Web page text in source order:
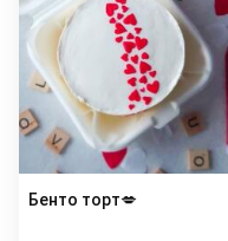
Бенто торт💋️